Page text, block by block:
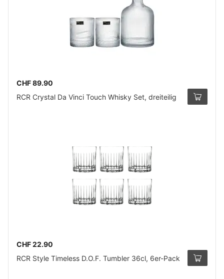
CHF 89.90
RCR Crystal Da Vinci Touch Whisky Set, dreiteilig
CHF 22.90
RCR Style Timeless D.O.F. Tumbler 36cl, 6er-Pack